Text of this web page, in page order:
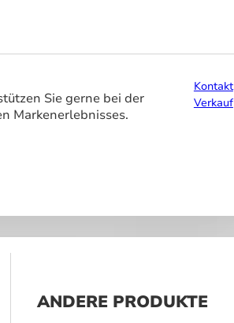
Sie gerne bei der
Markenerlebnisses.
Kontakt
Verkauf
ANDERE PRODUKTE